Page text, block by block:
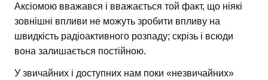
Аксіомою вважався і вважається той факт, що ніякі
зовнішні впливи не можуть зробити впливу на
швидкість радіоактивного розпаду; скрізь і всюди
вона залишається постійною.
У звичайних і доступних нам поки «незвичайних»